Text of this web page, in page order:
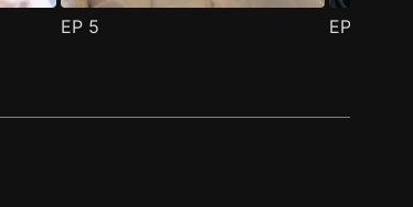
EP 5 EP